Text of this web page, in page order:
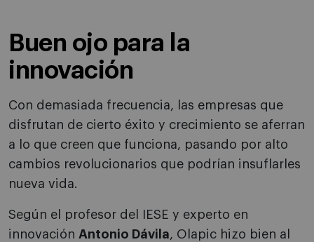
Buen ojo para la
innovación
Con demasiada frecuencia, las empresas que
disfrutan de cierto éxito y crecimiento se aferran
a lo que creen que funciona, pasando por alto
cambios revolucionarios que podrían insuflarles
nueva vida.
Según el profesor del IESE y experto en
innovación Antonio Dávila, Olapic hizo bien al